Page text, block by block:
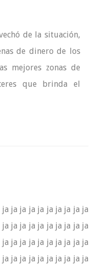
de la situación,
de dinero de los
mejores zonas de
que brinda el
ja ja ja ja ja ja ja ja ja
ja ja ja ja ja ja ja ja ja
ja ja ja ja ja ja ja ja ja
ja ja ja ja ja ja ja ja ja